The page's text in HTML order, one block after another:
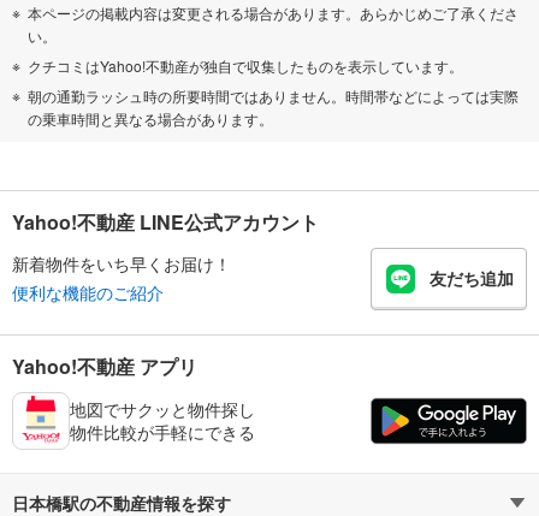
本ページの掲載内容は変更される場合があります。あらかじめご了承くださ
い。
クチコミはYahoo!不動産が独自で収集したものを表示しています。
朝の通勤ラッシュ時の所要時間ではありません。時間帯などによっては実際
の乗車時間と異なる場合があります。
Yahoo!不動産 LINE公式アカウント
新着物件をいち早くお届け！
便利な機能のご紹介
友だち追加
Yahoo!不動産 アプリ
地図でサクッと物件探し
物件比較が手軽にできる
日本橋駅の不動産情報を探す